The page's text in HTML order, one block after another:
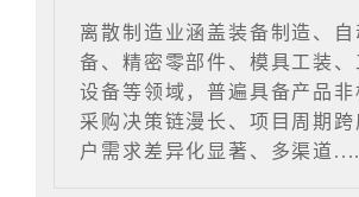
离散制造业涵盖装备制造、自
备、精密零部件、模具工装、
设备等领域，普遍具备产品非
采购决策链漫长、项目周期跨
户需求差异化显著、多渠道